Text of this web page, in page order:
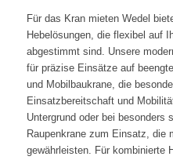
Für das Kran mieten Wedel
Hebelösungen, die flexibel auf
abgestimmt sind. Unsere
für präzise Einsätze auf
und Mobilbaukrane, die
Einsatzbereitschaft und
Untergrund oder bei besonders
Raupenkrane zum Einsatz, die
gewährleisten. Für kombinierte